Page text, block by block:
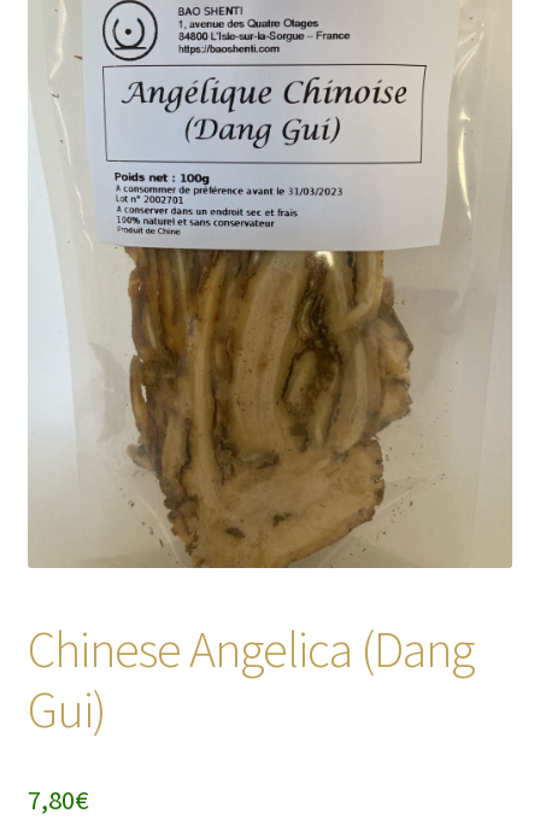
Chinese Angelica (Dang
Gui)
7,80€